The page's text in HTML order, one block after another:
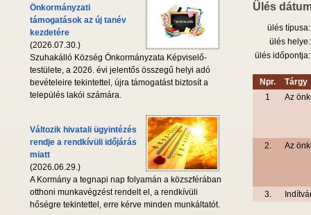
Önkormányzati
támogatások az új tanév
kezdetére
(2026.07.30.)
Szuhakálló Község Önkormányzata Képviselő-
testülete, a 2026. évi jelentős összegű helyi adó
bevételeire tekintettel, újra támogatást biztosít a
település lakói számára.
Változik hivatali ügyintézés
rendje a rendkívüli időjárás
miatt
(2026.06.29.)
A Kormány a tegnapi nap folyamán a közszférában
otthoni munkavégzést rendelt el, a rendkívüli
hőségre tekintettel, erre kérve minden munkáltatót.
Ülés
ülés típusa:
ülés helye:
ülés időpontja:
Npr.
Tárgy
1
Az
2. Az
3.